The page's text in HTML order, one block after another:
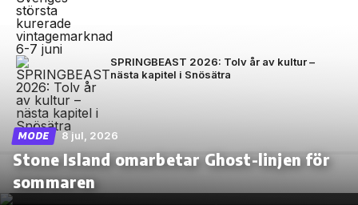
SPRINGBEAST 2026: Tolv år av kultur –
nästa kapitel i Snösätra
MODE 8 jul, 2026
Stone Island omarbetar Ghost-linjen för
sommaren